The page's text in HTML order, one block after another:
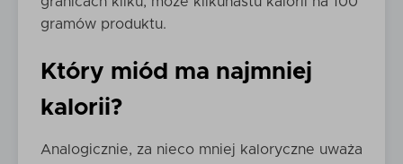
gramów produktu.
Który miód ma najmniej
kalorii?
Analogicznie, za nieco mniej kaloryczne uważa